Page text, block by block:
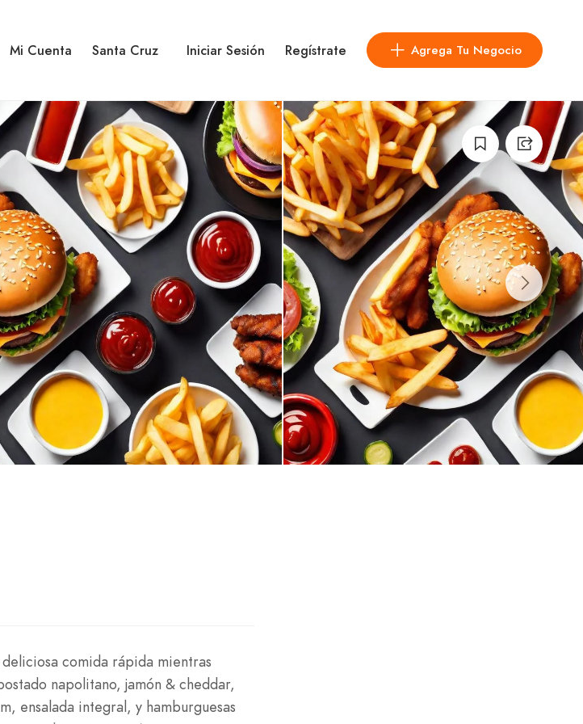
Mi Cuenta Santa Cruz Iniciar Sesión Regístrate Agrega Tu Negocio
comida rápida mientras
napolitano, jamón & cheddar,
ensalada integral, y hamburguesas